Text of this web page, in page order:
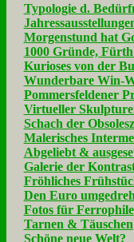
Typologie d.
Morgenstund hat
1000 Gründe,
Kurioses von der
Wunderbare Win-
Pommersfeldener
Virtueller
Schach der
Malerisches
Abgeliebt &
Galerie der
Fröhliches
Den Euro
Fotos für Ferrophile
Tarnen & Täuschen
Schöne neue Welt?